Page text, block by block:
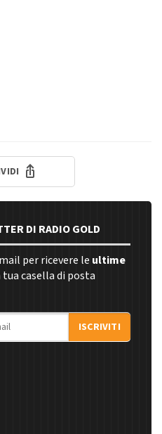
DI RADIO GOLD
per ricevere le ultime
casella di posta
ISCRIVITI